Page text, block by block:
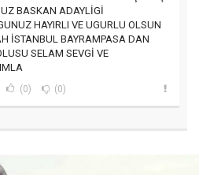
BASKAN ADAYLİGİ
HAYIRLI VE UGURLU OLSUN
İSTANBUL BAYRAMPASA DAN
SELAM SEVGİ VE
(0) (0)